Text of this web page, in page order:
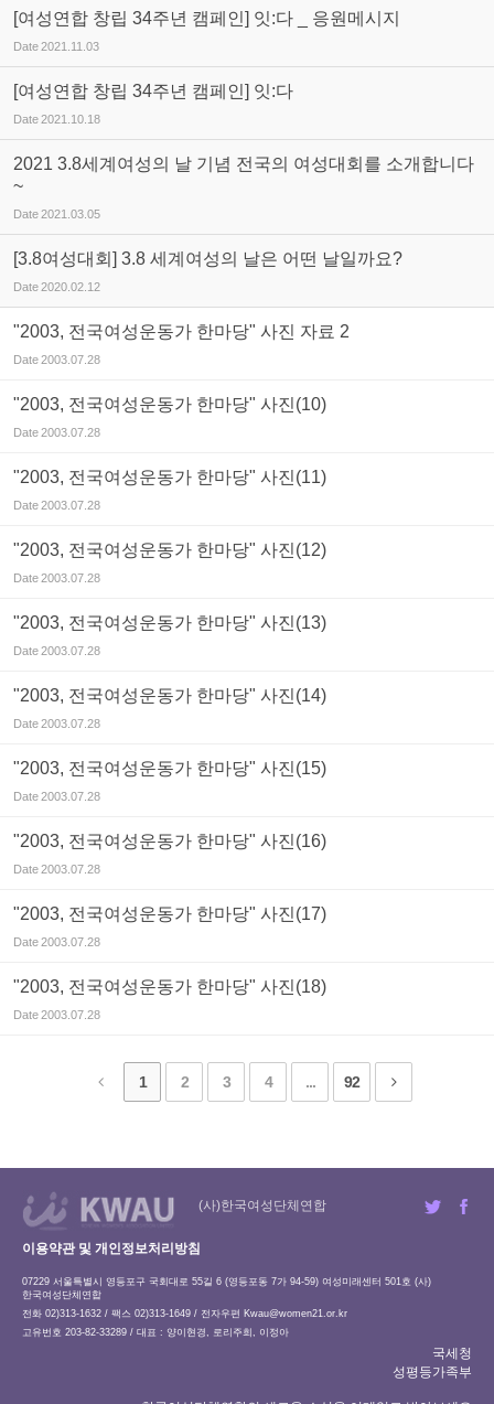
[여성연합 창립 34주년 캠페인] 잇:다 _ 응원메시지
Date2021.11.03
[여성연합 창립 34주년 캠페인] 잇:다
Date2021.10.18
2021 3.8세계여성의 날 기념 전국의 여성대회를 소개합니다
~
Date2021.03.05
[3.8여성대회] 3.8 세계여성의 날은 어떤 날일까요?
Date2020.02.12
"2003, 전국여성운동가 한마당" 사진 자료 2
Date2003.07.28
"2003, 전국여성운동가 한마당" 사진(10)
Date2003.07.28
"2003, 전국여성운동가 한마당" 사진(11)
Date2003.07.28
"2003, 전국여성운동가 한마당" 사진(12)
Date2003.07.28
"2003, 전국여성운동가 한마당" 사진(13)
Date2003.07.28
"2003, 전국여성운동가 한마당" 사진(14)
Date2003.07.28
"2003, 전국여성운동가 한마당" 사진(15)
Date2003.07.28
"2003, 전국여성운동가 한마당" 사진(16)
Date2003.07.28
"2003, 전국여성운동가 한마당" 사진(17)
Date2003.07.28
"2003, 전국여성운동가 한마당" 사진(18)
Date2003.07.28
1 2 3 4 ... 92
(사)한국여성단체연합
이용약관 및 개인정보처리방침
07229 서울특별시 영등포구 국회대로 55길 6 (영등포동 7가 94-59) 여성미래센터 501호 (사)
한국여성단체연합
전화 02)313-1632 / 팩스 02)313-1649 / 전자우편 Kwau@women21.or.kr
고유번호 203-82-33289 / 대표 : 양이현경, 로리주희, 이정아
국세청
성평등가족부